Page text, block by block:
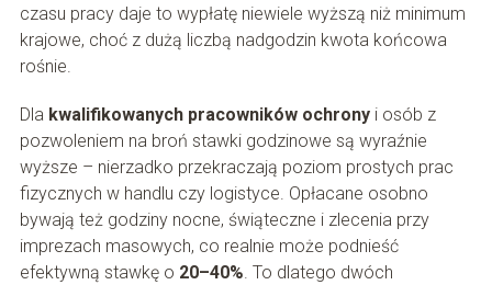
czasu pracy daje to wypłatę niewiele wyższą niż minimum
krajowe, choć z dużą liczbą nadgodzin kwota końcowa
rośnie.
Dla kwalifikowanych pracowników ochronyi osób z
pozwoleniem na broń stawki godzinowe są wyraźnie
wyższe – nierzadko przekraczają poziom prostych prac
fizycznych w handlu czy logistyce. Opłacane osobno
bywają też godziny nocne, świąteczne i zlecenia przy
imprezach masowych, co realnie może podnieść
efektywną stawkę o 20–40%. To dlatego dwóch